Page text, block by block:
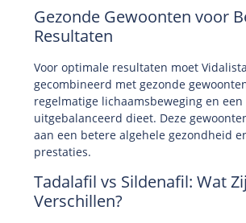
Gezonde Gewoonten voor
Resultaten
Voor optimale resultaten moet
gecombineerd met gezonde
regelmatige lichaamsbeweging en een
uitgebalanceerd dieet. Deze
aan een betere algehele gezondheid
prestaties.
Tadalafil vs Sildenafil: Wat
Verschillen?